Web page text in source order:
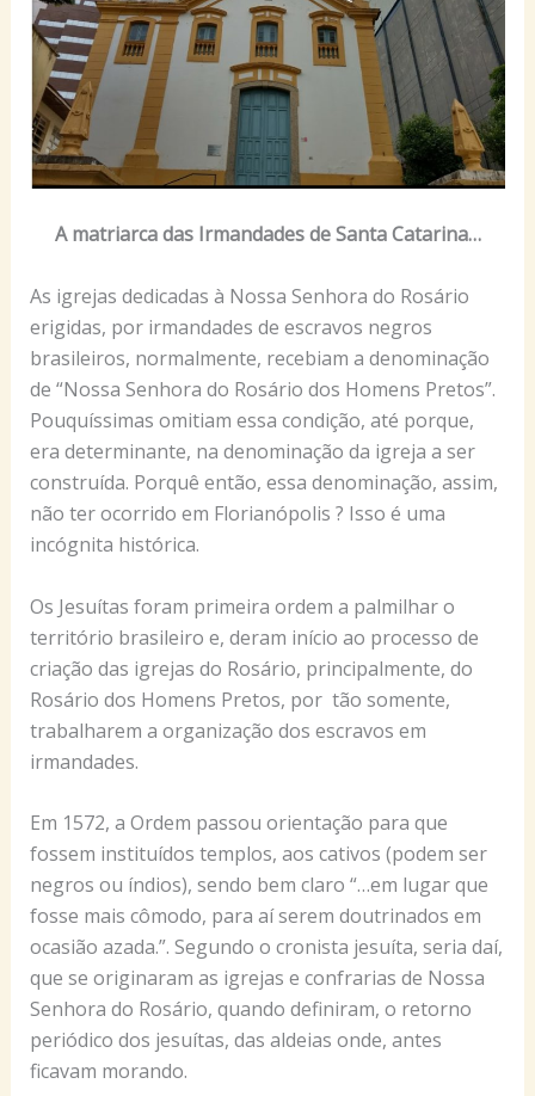
A matriarca das Irmandades de Santa Catarina…
As igrejas dedicadas à Nossa Senhora do Rosário
erigidas, por irmandades de escravos negros
brasileiros, normalmente, recebiam a denominação
de “Nossa Senhora do Rosário dos Homens Pretos”.
Pouquíssimas omitiam essa condição, até porque,
era determinante, na denominação da igreja a ser
construída. Porquê então, essa denominação, assim,
não ter ocorrido em Florianópolis ? Isso é uma
incógnita histórica.
Os Jesuítas foram primeira ordem a palmilhar o
território brasileiro e, deram início ao processo de
criação das igrejas do Rosário, principalmente, do
Rosário dos Homens Pretos, por tão somente,
trabalharem a organização dos escravos em
irmandades.
Em 1572, a Ordem passou orientação para que
fossem instituídos templos, aos cativos (podem ser
negros ou índios), sendo bem claro “…em lugar que
fosse mais cômodo, para aí serem doutrinados em
ocasião azada.”. Segundo o cronista jesuíta, seria daí,
que se originaram as igrejas e confrarias de Nossa
Senhora do Rosário, quando definiram, o retorno
periódico dos jesuítas, das aldeias onde, antes
ficavam morando.